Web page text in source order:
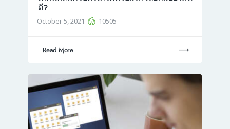
ดี?
October 5, 2021 10505
Read More